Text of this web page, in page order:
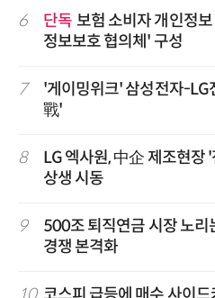
6 단독 보험 소비자 개인정
정보보호 협의체' 구성
7
'게이밍위크' 삼성전자-LG
戰'
8
LG 엑사원, 中企 제조현
상생 시동
9
500조 퇴직연금 시장 노
경쟁 본격화